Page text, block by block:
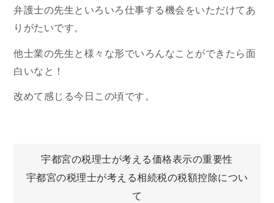
弁護士の先生といろいろ仕事する機会をいただけてあ
りがたいです。
他士業の先生と様々な形でいろんなことができたら面
白いなと！
改めて感じる今日この頃です。
投宇都宮の税理士が考える価格表示の重要性
宇都宮の税理士が考える相続税の税額控除につい
て